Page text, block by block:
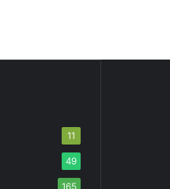
11
49